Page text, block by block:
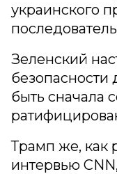
украинского
Зеленский
быть сначала
Трамп же, как
интервью